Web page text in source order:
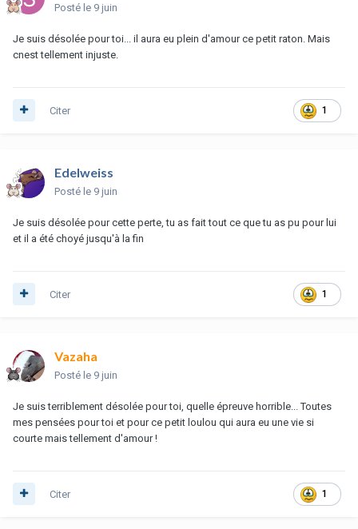
Posté le 9 juin
Je suis désolée pour toi... il aura eu plein d'amour ce petit raton. Mais
cnest tellement injuste.
1
Citer
Edelweiss
Posté le 9 juin
Je suis désolée pour cette perte, tu as fait tout ce que tu as pu pour lui
et il a été choyé jusqu'à la fin
1
Citer
Vazaha
Posté le 9 juin
Je suis terriblement désolée pour toi, quelle épreuve horrible... Toutes
mes pensées pour toi et pour ce petit loulou qui aura eu une vie si
courte mais tellement d'amour !
1
Citer